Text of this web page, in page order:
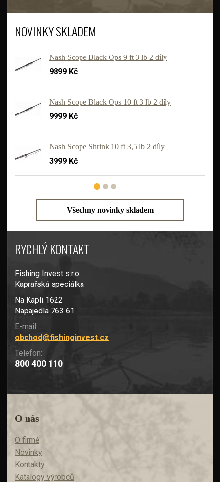
NOVINKY SKLADEM
Nash Scope Black Ops 9 ft 3 lb 2 díly
9899 Kč
Nash Scope Black Ops 10 ft 3 lb 2 díly
9999 Kč
Nash Scope Shrink 10 ft 3,5 lb 2 díly
3999 Kč
Všechny novinky skladem
RYCHLÝ KONTAKT
Fishing Invest s.r.o.
Kaprařská speciálka
Na Kapli 1622
Napajedla 763 61
E-mail:
obchod@fishinginvest.cz
Telefon:
800 400 110
O nás
O firmě
Novinky
Kontakty
Katalogy výrobců